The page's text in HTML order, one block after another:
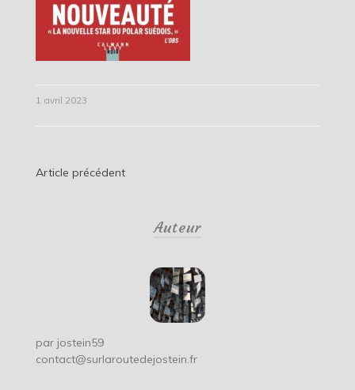
1 avril 2023
Navigation
Article précédent
Auteur
par jostein59
contact@surlaroutedejostein.fr